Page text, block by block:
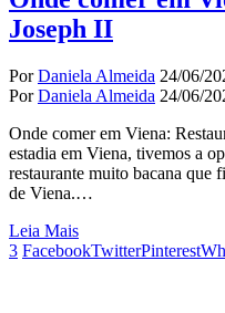
Joseph II
PorDaniela Almeida 24/06/
PorDaniela Almeida 24/06/
Onde comer em Viena:
estadia em Viena, tivemos a
restaurante muito bacana que
de Viena.…
Leia Mais
3 FacebookTwitterPinterest